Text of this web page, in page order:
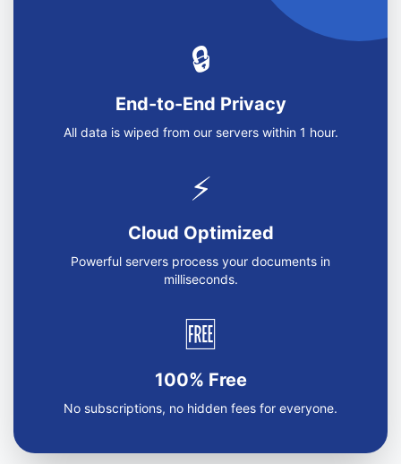
🔒
End-to-End Privacy
All data is wiped from our servers within 1 hour.
⚡
Cloud Optimized
Powerful servers process your documents in
milliseconds.
🆓
100% Free
No subscriptions, no hidden fees for everyone.